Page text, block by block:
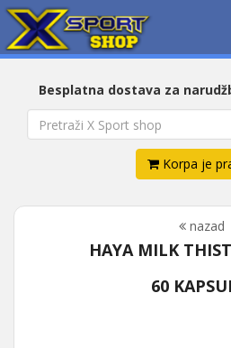
Besplatna dostava za
Korpa je
nazad
HAYA MILK
60